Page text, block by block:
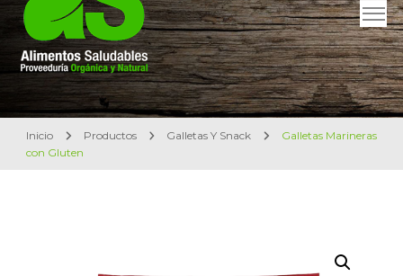
Alimentos Saludables – Dietética en Rosario
Proveeduría Orgánica y Natural
Inicio Productos Galletas Y Snack
Galletas Marineras
con Gluten